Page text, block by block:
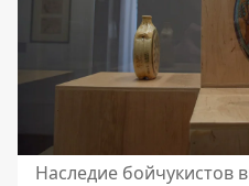
Наследие бойчукистов